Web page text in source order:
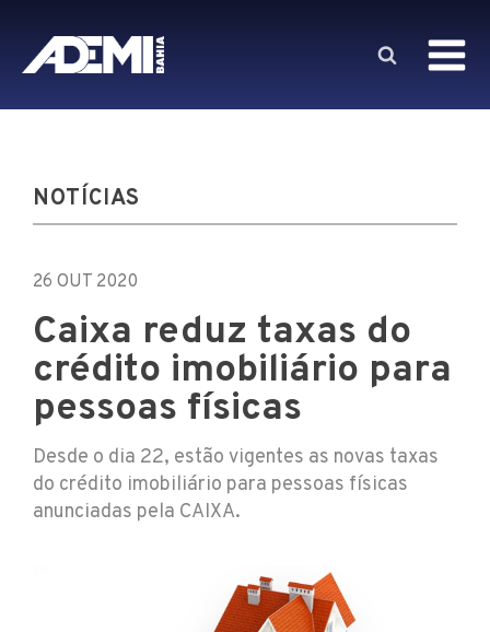
NOTÍCIAS
26 OUT 2020
Caixa reduz taxas do
crédito imobiliário para
pessoas físicas
Desde o dia 22, estão vigentes as novas taxas
do crédito imobiliário para pessoas físicas
anunciadas pela CAIXA.